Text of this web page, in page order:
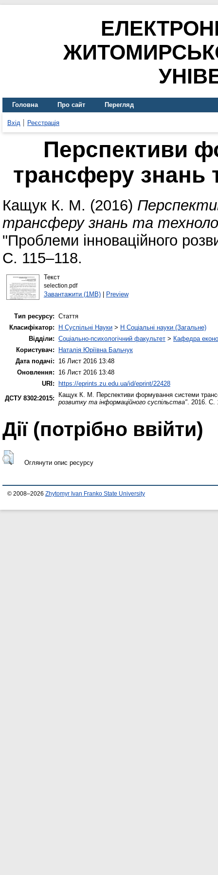
Головна Про сайт Перегляд
Вхід Реєстрація
Перспективи
трансферу знань
Кащук К. М. (2016)
трансферу знань та
"Проблеми інноваційного
С. 115–118.
Текст
selection.pdf
Завантажити (1MB)| Preview
Тип ресурсу: Стаття
Класифікатор:
H Суспільні Науки > H Соціальні науки (Загальне)
Відділи: Соціально-психологічний факультет > Кафедра
Користувач:
Наталія Юріївна Бальчук
Дата подачі:
16 Лист 2016 13:48
Оновлення:
16 Лист 2016 13:48
URI:
https://eprints.zu.edu.ua/id/eprint/22428
ДСТУ 8302:2015:
Кащук К. М. Перспективи формування системи
розвитку та інформаційного суспільства". 2016. С.
Дії ​​(потрібно ввійти)
Оглянути опис ресурсу
© 2008–2026 Zhytomyr Ivan Franko State University